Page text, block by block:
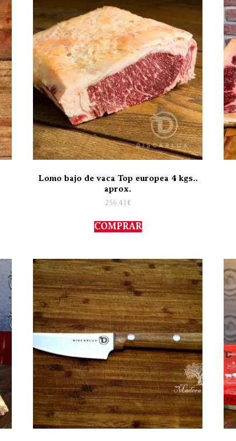
Lomo bajo de vaca Top europea 4 kgs..
aprox.
256,41 €
COMPRAR